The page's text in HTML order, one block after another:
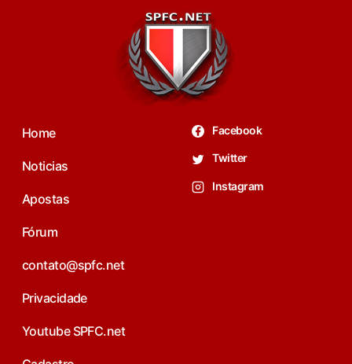
Home
Noticias
Apostas
Fórum
contato@spfc.net
Privacidade
Youtube SPFC.net
Facebook
Twitter
Instagram